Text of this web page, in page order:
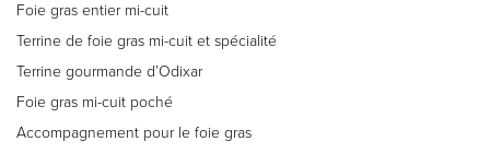
Foie gras entier mi-cuit
Terrine de foie gras mi-cuit et spécialité
Terrine gourmande d’Odixar
Foie gras mi-cuit poché
Accompagnement pour le foie gras